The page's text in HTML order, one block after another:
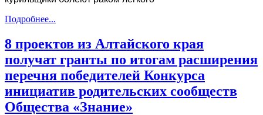
Подробнее...
8 проектов из Алтайского края
получат гранты по итогам расширения
перечня победителей Конкурса
инициатив родительских сообществ
Общества «Знание»